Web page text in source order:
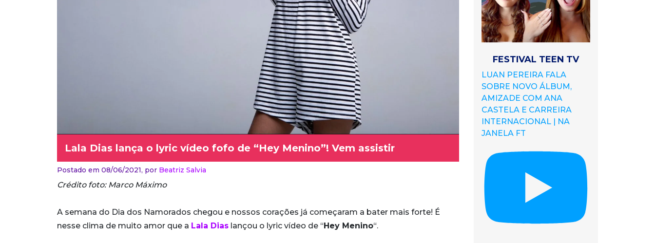
Lala Dias lança o lyric vídeo fofo de “Hey Menino”! Vem assistir
Postado em 08/06/2021, por Beatriz Salvia
Crédito foto: Marco Máximo
A semana do Dia dos Namorados chegou e nossos corações já começaram a bater mais forte! É
nesse clima de muito amor que a Lala Dias lançou o lyric vídeo de “Hey Menino“.
FESTIVAL TEEN TV
LUAN PEREIRA FALA
SOBRE NOVO ÁLBUM,
AMIZADE COM ANA
CASTELA E CARREIRA
INTERNACIONAL | NA
JANELA FT